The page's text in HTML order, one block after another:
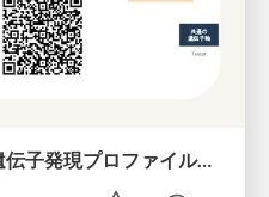
サンプル対応のない複数遺伝子発現プロファイルに対するテンソル分解型統合解析の要約